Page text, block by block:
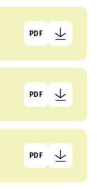
PDF
PDF
PDF